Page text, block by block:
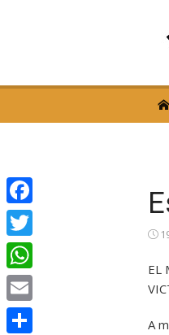
EL
A
Facebook
Twitter
WhatsApp
Email